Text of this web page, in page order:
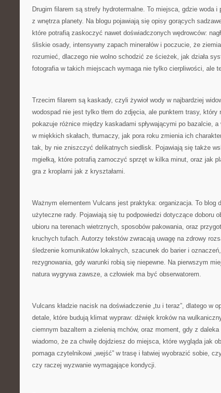
Drugim filarem są strefy hydrotermalne. To miejsca, gdzie woda i
z wnętrza planety. Na blogu pojawiają się opisy gorących
które potrafią zaskoczyć nawet doświadczonych wędrowców:
śliskie osady, intensywny zapach minerałów i poczucie, że
rozumieć, dlaczego nie wolno schodzić ze ścieżek, jak działa
fotografia w takich miejscach wymaga nie tylko cierpliwości, ale
Trzecim filarem są kaskady, czyli żywioł wody w najbardziej
wodospad nie jest tylko tłem do zdjęcia, ale punktem trasy, który
pokazuje różnice między kaskadami spływającymi po bazalcie, a
w miękkich skałach, tłumaczy, jak pora roku zmienia ich
tak, by nie zniszczyć delikatnych siedlisk. Pojawiają się także
mgiełką, które potrafią zamoczyć sprzęt w kilka minut, oraz jak
gra z kroplami jak z kryształami.
Ważnym elementem Vulcans jest praktyka: organizacja. To blog
użyteczne rady. Pojawiają się tu podpowiedzi dotyczące doboru
ubioru na terenach wietrznych, sposobów pakowania, oraz
kruchych tufach. Autorzy tekstów zwracają uwagę na zdrowy
śledzenie komunikatów lokalnych, szacunek do barier i
rezygnowania, gdy warunki robią się niepewne. Na pierwszym
natura wygrywa zawsze, a człowiek ma być obserwatorem.
Vulcans kładzie nacisk na doświadczenie „tu i teraz”, dlatego w
detale, które budują klimat wypraw: dźwięk kroków na
ciemnym bazaltem a zielenią mchów, oraz moment, gdy z daleka
wiadomo, że za chwilę dojdziesz do miejsca, które wygląda jak
pomaga czytelnikowi „wejść” w trasę i łatwiej wyobrazić sobie,
czy raczej wyzwanie wymagające kondycji.